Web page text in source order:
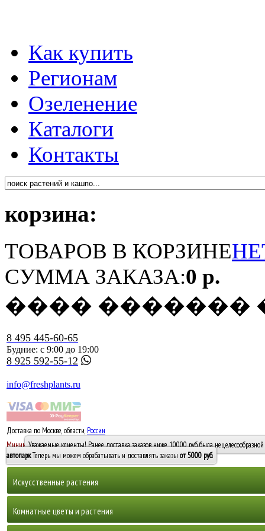
Как купить
Регионам
Озеленение
Каталоги
Контакты
корзина:
ТОВАРОВ В КОРЗИНЕ
СУММА ЗАКАЗА:0 р.
���� �������
8 495 445-60-65
Будние: с 9:00 до 19:00
8 925 592-55-12
info@freshplants.ru
Доставка по Москве, области, России
Минимальный заказ -10 0005000 руб.
Уважаемые клиенты! Ранее доставка заказов ниже 10000 руб. была
автопарк. Теперь мы можем обрабатывать и доставлять заказы от 5000 руб.
Искусственные растения
Горшечные растения, кусты и мох
Комнатные цветы и растения